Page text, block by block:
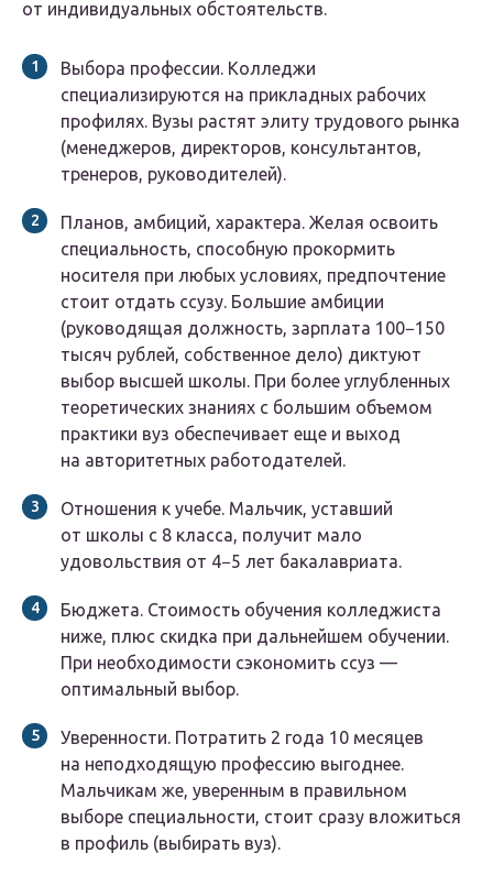
от индивидуальных обстоятельств.
Выбора профессии. Колледжи
специализируются на прикладных рабочих
профилях. Вузы растят элиту трудового рынка
(менеджеров, директоров, консультантов,
тренеров, руководителей).
Планов, амбиций, характера. Желая освоить
специальность, способную прокормить
носителя при любых условиях, предпочтение
стоит отдать ссузу. Большие амбиции
(руководящая должность, зарплата 100−150
тысяч рублей, собственное дело) диктуют
выбор высшей школы. При более углубленных
теоретических знаниях с большим объемом
практики вуз обеспечивает еще и выход
на авторитетных работодателей.
Отношения к учебе. Мальчик, уставший
от школы с 8 класса, получит мало
удовольствия от 4−5 лет бакалавриата.
Бюджета. Стоимость обучения колледжиста
ниже, плюс скидка при дальнейшем обучении.
При необходимости сэкономить ссуз —
оптимальный выбор.
Уверенности. Потратить 2 года 10 месяцев
на неподходящую профессию выгоднее.
Мальчикам же, уверенным в правильном
выборе специальности, стоит сразу вложиться
в профиль (выбирать вуз).